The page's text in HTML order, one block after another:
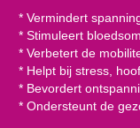
* Vermindert
* Stimuleert
* Verbetert de
* Helpt bij stress,
* Bevordert
* Ondersteunt de